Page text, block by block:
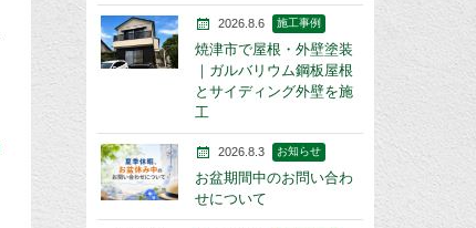
2026.8.6 施工事例
焼津市で屋根・外壁塗装
｜ガルバリウム鋼板屋根
とサイディング外壁を施
工
2026.8.3 お知らせ
お盆期間中のお問い合わ
せについて